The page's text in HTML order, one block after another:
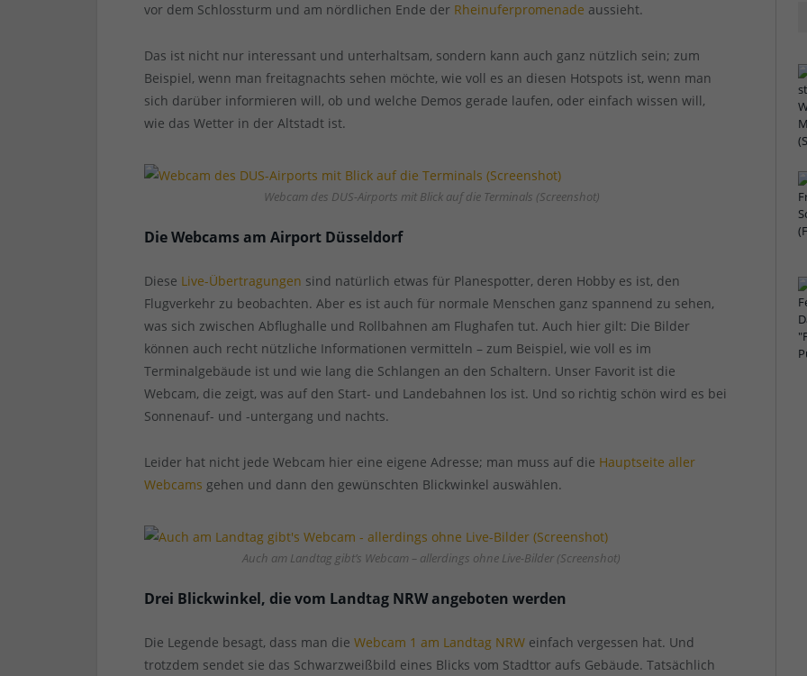
vor dem Schlossturm und am nördlichen Ende der Rheinuferpromenade aussieht.
Das ist nicht nur interessant und unterhaltsam, sondern kann auch ganz nützlich sein; zum
Beispiel, wenn man freitagnachts sehen möchte, wie voll es an diesen Hotspots ist, wenn man
sich darüber informieren will, ob und welche Demos gerade laufen, oder einfach wissen will,
wie das Wetter in der Altstadt ist.
Webcam des DUS-Airports mit Blick auf die Terminals (Screenshot)
Die Webcams am Airport Düsseldorf
Diese Live-Übertragungen sind natürlich etwas für Planespotter, deren Hobby es ist, den
Flugverkehr zu beobachten. Aber es ist auch für normale Menschen ganz spannend zu sehen,
was sich zwischen Abflughalle und Rollbahnen am Flughafen tut. Auch hier gilt: Die Bilder
können auch recht nützliche Informationen vermitteln – zum Beispiel, wie voll es im
Terminalgebäude ist und wie lang die Schlangen an den Schaltern. Unser Favorit ist die
Webcam, die zeigt, was auf den Start- und Landebahnen los ist. Und so richtig schön wird es bei
Sonnenauf- und -untergang und nachts.
Leider hat nicht jede Webcam hier eine eigene Adresse; man muss auf die Hauptseite aller
Webcams gehen und dann den gewünschten Blickwinkel auswählen.
Auch am Landtag gibt’s Webcam – allerdings ohne Live-Bilder (Screenshot)
Drei Blickwinkel, die vom Landtag NRW angeboten werden
Die Legende besagt, dass man dieWebcam 1 am Landtag NRW einfach vergessen hat. Und
trotzdem sendet sie das Schwarzweißbild eines Blicks vom Stadttor aufs Gebäude. Tatsächlich